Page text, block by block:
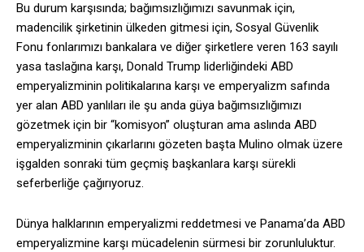
Bu durum karşısında; bağımsızlığımızı savunmak için,
madencilik şirketinin ülkeden gitmesi için, Sosyal Güvenlik
Fonu fonlarımızı bankalara ve diğer şirketlere veren 163 sayılı
yasa taslağına karşı, Donald Trump liderliğindeki ABD
emperyalizminin politikalarına karşı ve emperyalizm safında
yer alan ABD yanlıları ile şu anda güya bağımsızlığımızı
gözetmek için bir “komisyon” oluşturan ama aslında ABD
emperyalizminin çıkarlarını gözeten başta Mulino olmak üzere
işgalden sonraki tüm geçmiş başkanlara karşı sürekli
seferberliğe çağırıyoruz.
Dünya halklarının emperyalizmi reddetmesi ve Panama’da ABD
emperyalizmine karşı mücadelenin sürmesi bir zorunluluktur.